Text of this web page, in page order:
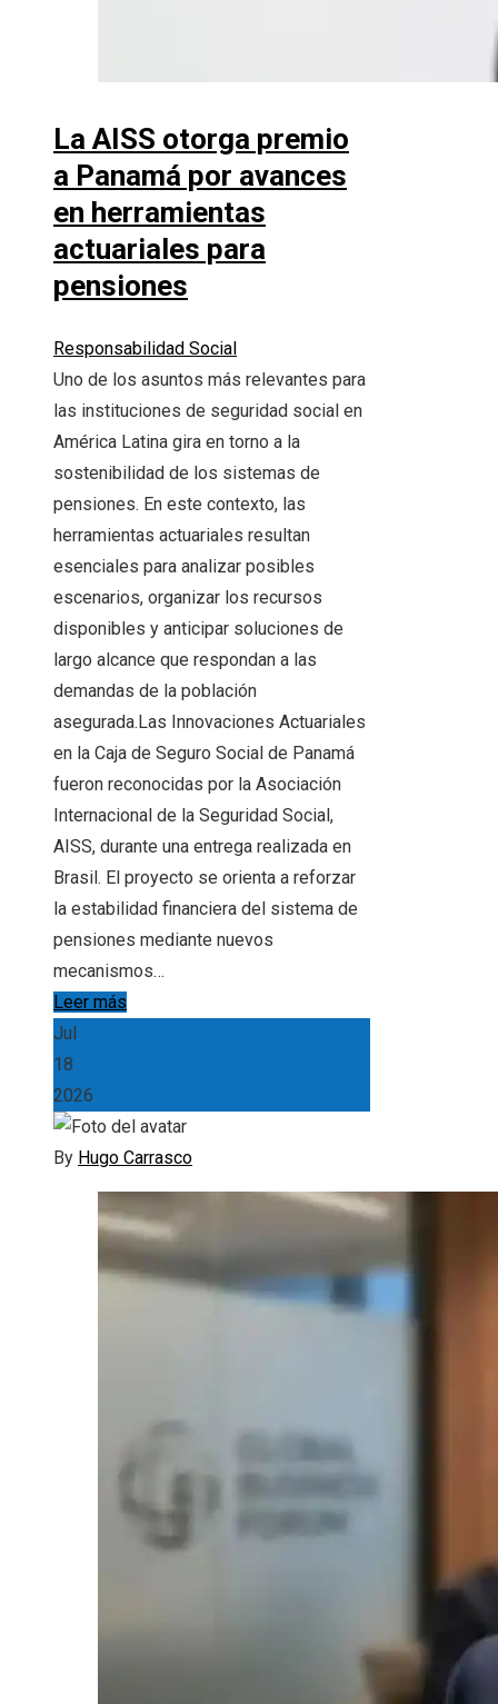
La AISS otorga premio
a Panamá por avances
en herramientas
actuariales para
pensiones
Responsabilidad Social
Uno de los asuntos más relevantes para
las instituciones de seguridad social en
América Latina gira en torno a la
sostenibilidad de los sistemas de
pensiones. En este contexto, las
herramientas actuariales resultan
esenciales para analizar posibles
escenarios, organizar los recursos
disponibles y anticipar soluciones de
largo alcance que respondan a las
demandas de la población
asegurada.Las Innovaciones Actuariales
en la Caja de Seguro Social de Panamá
fueron reconocidas por la Asociación
Internacional de la Seguridad Social,
AISS, durante una entrega realizada en
Brasil. El proyecto se orienta a reforzar
la estabilidad financiera del sistema de
pensiones mediante nuevos
mecanismos…
Leer más
Jul
18
2026
By Hugo Carrasco